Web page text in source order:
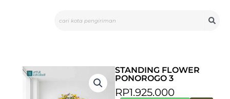
STANDING FLOWER
PONOROGO 3
RP1.925.000